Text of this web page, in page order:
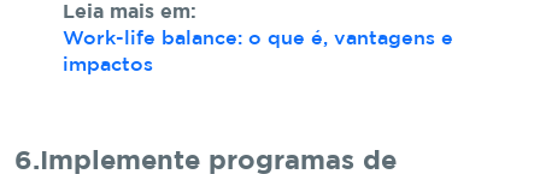
Leia mais em:
Work-life balance: o que é, vantagens e
impactos
6.Implemente programas de